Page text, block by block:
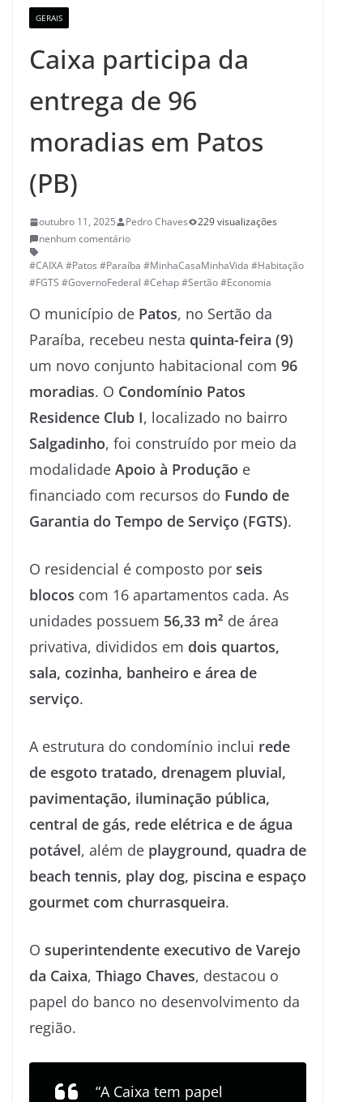
GERAIS
Caixa participa da
entrega de 96
moradias em Patos
(PB)
outubro 11, 2025 Pedro Chaves
229 visualizações
nenhum comentário
#CAIXA #Patos #Paraíba #MinhaCasaMinhaVida #Habitação
#FGTS #GovernoFederal #Cehap #Sertão #Economia
O município de Patos, no Sertão da
Paraíba, recebeu nesta quinta-feira (9)
um novo conjunto habitacional com 96
moradias. O Condomínio Patos
Residence Club I, localizado no bairro
Salgadinho, foi construído por meio da
modalidade Apoio à Produção e
financiado com recursos do Fundo de
Garantia do Tempo de Serviço (FGTS).
O residencial é composto por seis
blocos com 16 apartamentos cada. As
unidades possuem 56,33 m² de área
privativa, divididos em dois quartos,
sala, cozinha, banheiro e área de
serviço.
A estrutura do condomínio inclui rede
de esgoto tratado, drenagem pluvial,
pavimentação, iluminação pública,
central de gás, rede elétrica e de água
potável, além de playground, quadra de
beach tennis, play dog, piscina e espaço
gourmet com churrasqueira.
O superintendente executivo de Varejo
da Caixa, Thiago Chaves, destacou o
papel do banco no desenvolvimento da
região.
“A Caixa tem papel